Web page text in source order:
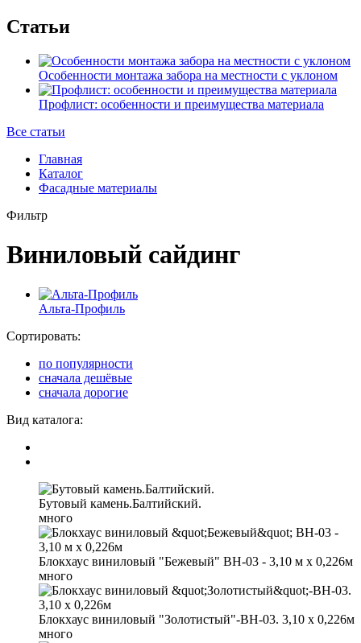
Статьи
Особенности монтажа забора на местности с уклоном
Профлист: особенности и преимущества материала
Все статьи
Главная
Каталог
Фасадные материалы
Фильтр
Виниловый сайдинг
Альта-Профиль
Сортировать:
по популярности
сначала дешёвые
сначала дорогие
Вид каталога:
Бутовый камень.Балтийский.
много
Блокхаус виниловый "Бежевый" ВН-03 - 3,10 м х 0,226м
много
Блокхаус виниловый "Золотистый"-ВН-03. 3,10 х 0,226м
много